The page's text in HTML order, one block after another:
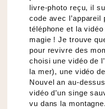
livre-photo reçu, il
code avec l’appareil
téléphone et la
magie ! Je trouve
pour revivre des
choisi une vidéo de
la mer), une vidéo
Nouvel an au-
vidéo d’un singe
vu dans la